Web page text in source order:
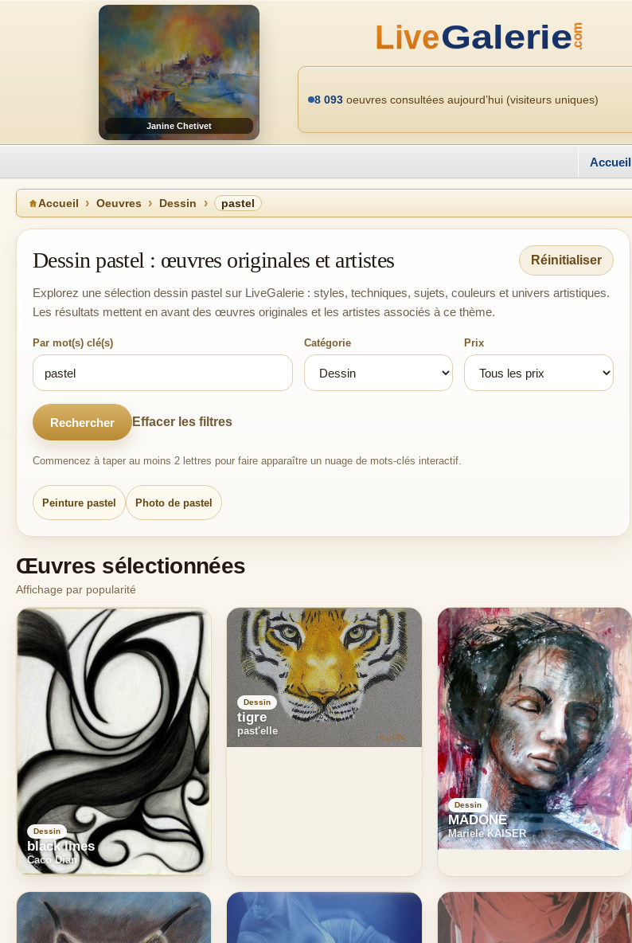
Janine Chetivet
8 093 oeuvres consultées aujourd’hui (visiteurs uniques)
Accueil
Accueil Oeuvres Dessin pastel
Dessin pastel : œuvres originales et artistes Réinitialiser
Explorez une sélection dessin pastel sur LiveGalerie : styles, techniques, sujets, couleurs et univers artistiques.
Les résultats mettent en avant des œuvres originales et les artistes associés à ce thème.
Par mot(s) clé(s) Catégorie Prix
Rechercher Effacer les filtres
Commencez à taper au moins 2 lettres pour faire apparaître un nuage de mots-clés interactif.
Peinture pastel Photo de pastel
Œuvres sélectionnées
Affichage par popularité
Dessin
black lines
Caco Dian
Dessin
tigre
past'elle
Dessin
MADONE
Mariele KAISER